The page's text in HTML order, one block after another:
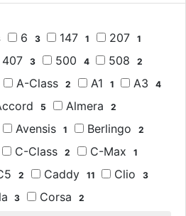
6 3 147 1 207 1
407 3 500 4 508 2
A-Class 2 A1 1 A3 4
5 Almera 2
Avensis 1 Berlingo 2
C-Class 2 C-Max 1
2 Caddy 11 Clio 3
3 Corsa 2